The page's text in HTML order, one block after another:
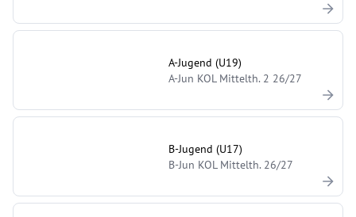
A-Jugend (U19)
A-Jun KOL Mittelth. 2 26/27
B-Jugend (U17)
B-Jun KOL Mittelth. 26/27